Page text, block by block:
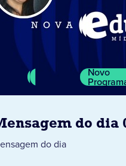
Novo
do dia
do dia